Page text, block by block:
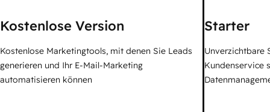
Kostenlose Version
Kostenlose Marketingtools, mit denen Sie Leads
generieren und Ihr E-Mail-Marketing
automatisieren können
Starter
Unverzichtbare
Kundenservice